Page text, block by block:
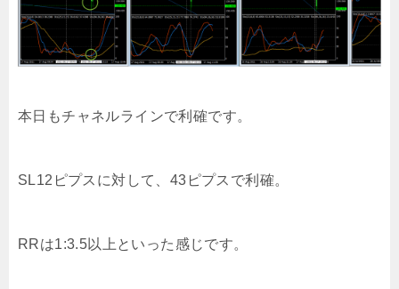
本日もチャネルラインで利確です。
SL12ピプスに対して、43ピプスで利確。
RRは1:3.5以上といった感じです。